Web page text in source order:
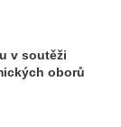
v soutěži
oborů